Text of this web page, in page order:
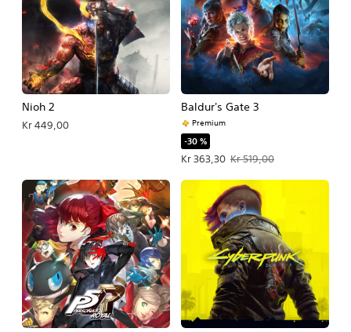
Nioh 2
Kr 449,00
Baldur's Gate 3
Premium
-30 %
Kr 363,30
Tilbudspris Kr 363,30. Oprindelig
Kr 519,00